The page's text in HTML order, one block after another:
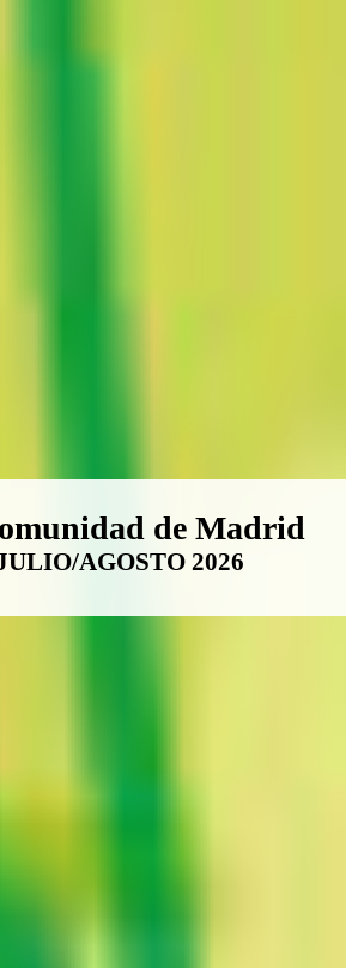
Comunidad de
de Madrid
AGOSTO 2026